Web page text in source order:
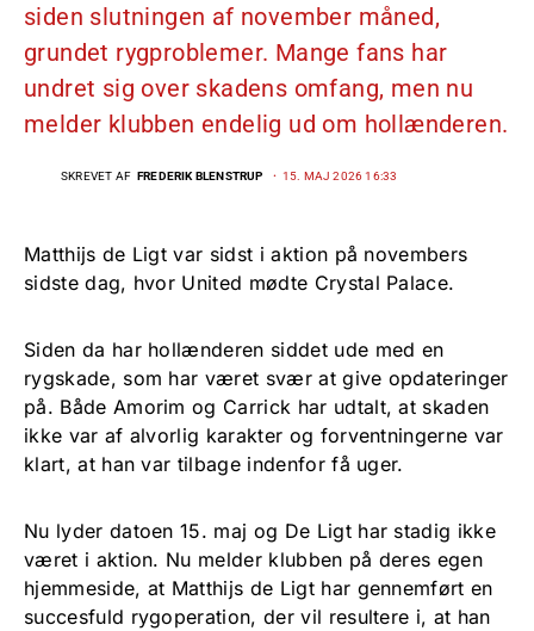
siden slutningen af november måned,
grundet rygproblemer. Mange fans har
undret sig over skadens omfang, men nu
melder klubben endelig ud om hollænderen.
SKREVET AF FREDERIK BLENSTRUP 15. MAJ 2026 16:33
Matthijs de Ligt var sidst i aktion på novembers
sidste dag, hvor United mødte Crystal Palace.
Siden da har hollænderen siddet ude med en
rygskade, som har været svær at give opdateringer
på. Både Amorim og Carrick har udtalt, at skaden
ikke var af alvorlig karakter og forventningerne var
klart, at han var tilbage indenfor få uger.
Nu lyder datoen 15. maj og De Ligt har stadig ikke
været i aktion. Nu melder klubben på deres egen
hjemmeside, at Matthijs de Ligt har gennemført en
succesfuld rygoperation, der vil resultere i, at han